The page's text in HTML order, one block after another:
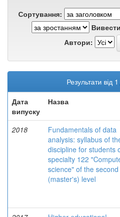
Сортування:
Автори:
Результати від
Дата
випуску
Назва
2018
Fundamentals of data
analysis: syllabus of
discipline for students
specialty 122
science" of the second
(master's) level